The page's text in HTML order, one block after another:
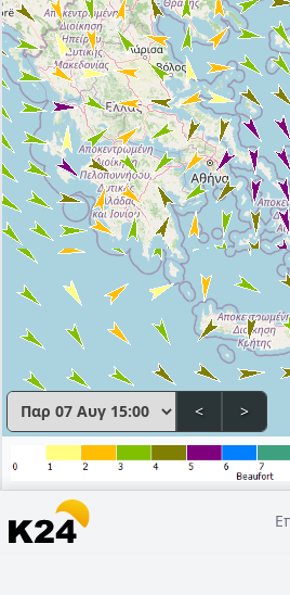
< >